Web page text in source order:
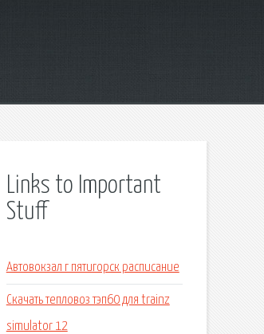
Links to Important
Stuff
Автовокзал г пятигорск расписание
Скачать тепловоз тэп60 для trainz
simulator 12